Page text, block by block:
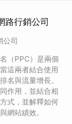
路行銷公司
公司
（PPC）是兩個
這兩者結合使用
名與流量增長。
作用，並結合相
式，並解釋如何
網站績效。